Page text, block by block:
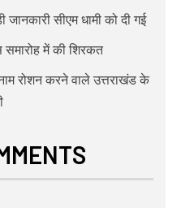
सीएम धामी को दी गई
समारोह में की शिरकत
रोशन करने वाले उत्तराखंड के